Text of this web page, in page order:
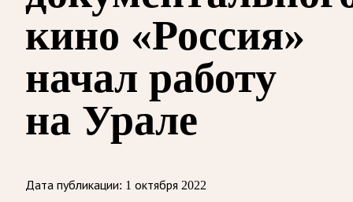
кино «Россия»
начал работу
на Урале
Дата публикации: 1 октября 2022